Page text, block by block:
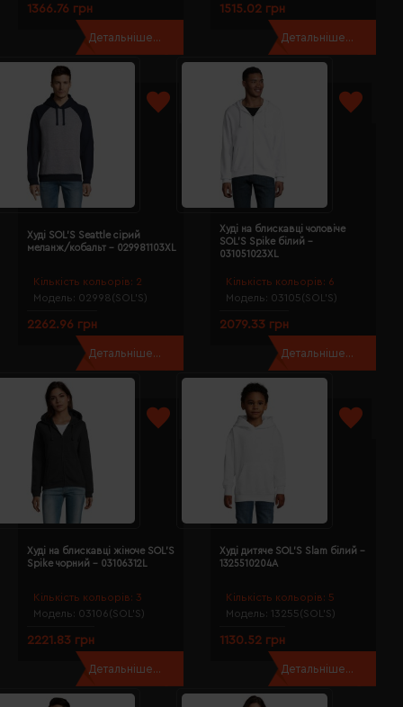
1366.76 грн
Детальніше...
1515.02 грн
Детальніше...
Кількість кольорів: 2
Модель: 02998(SOL’S)
Худі SOL'S Seattle сірий
меланж/кобальт - 029981103XL
2262.96 грн
Детальніше...
Кількість кольорів: 6
Модель: 03105(SOL’S)
Худі на блискавці чоловіче
SOL'S Spike білий -
031051023XL
2079.33 грн
Детальніше...
Кількість кольорів: 3
Модель: 03106(SOL’S)
Худі на блискавці жіноче SOL'S
Spike чорний - 03106312L
2221.83 грн
Детальніше...
Кількість кольорів: 5
Модель: 13255(SOL’S)
Худі дитяче SOL'S Slam білий -
1325510204A
1130.52 грн
Детальніше...